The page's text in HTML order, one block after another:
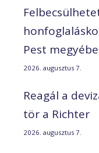
Pest
2026. augusztus 7.
Reagál a
tör a Richter
2026. augusztus 7.